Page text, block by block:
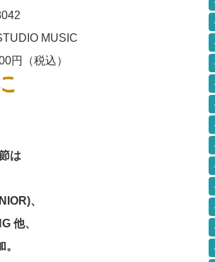
MUSIC
円（税込）
は
、
他、